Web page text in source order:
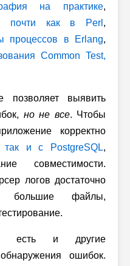
на практике,
почти как в Perl ,
процессов в Erlang,
Common Test,
позволяет выявить
но не все. Чтобы
корректно
так и с PostgreSQL,
совместимости.
логов достаточно
большие файлы,
есть и другие
ошибок.